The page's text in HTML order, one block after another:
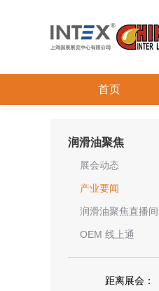
首页
润滑油聚焦
展会动态
产业要闻
润滑油聚焦直播间
OEM 线上通
距离展会：